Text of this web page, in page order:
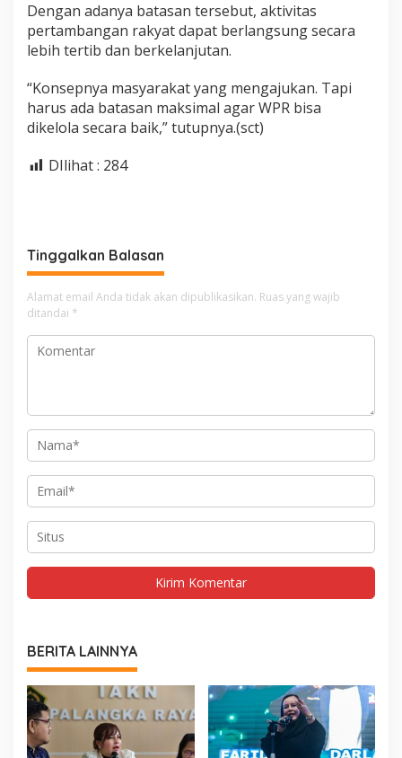
Dengan adanya batasan tersebut, aktivitas
pertambangan rakyat dapat berlangsung secara
lebih tertib dan berkelanjutan.
“Konsepnya masyarakat yang mengajukan. Tapi
harus ada batasan maksimal agar WPR bisa
dikelola secara baik,” tutupnya.(sct)
DIlihat : 284
Tinggalkan Balasan
Alamat email Anda tidak akan dipublikasikan. Ruas yang wajib
ditandai *
BERITA LAINNYA